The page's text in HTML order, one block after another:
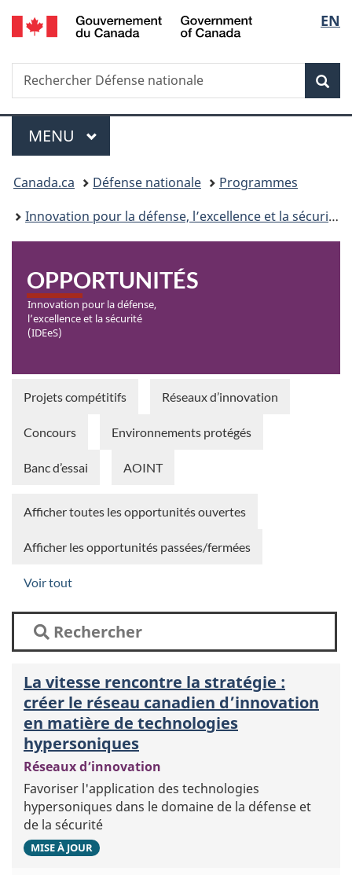
Passer
au
principal
Passer
à
version
simplifiée
de
la
EN
Recherche
Rechercher
dans
Menu
PRINCIPALES
MENU
Vous
êtes
ici
Canada.ca Défense nationale
Programmes
Innovation pour la défense, l’excellence et la sécurité (IDEeS)
OPPORTUNITÉS
Innovation pour la défense,
l’excellence et la sécurité
(IDEeS)
Projets compétitifs Réseaux d’innovation
Concours Environnements protégés
Banc d’essai AOINT
Afficher toutes les opportunités ouvertes
Afficher les opportunités passées/fermées
Voir tout
Search
La vitesse rencontre la stratégie :
créer le réseau canadien d’innovation
en matière de technologies
hypersoniques
Réseaux d’innovation
Favoriser l'application des technologies
hypersoniques dans le domaine de la défense et
de la sécurité
3 MISE À JOUR